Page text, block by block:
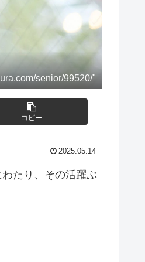
senior/99520/"
コピー
2025.05.14
たり、その活躍ぶ